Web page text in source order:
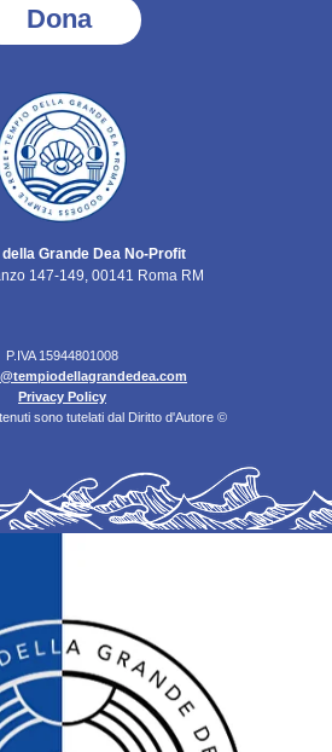
Dona
della Grande Dea No-Profit
147-149, 00141 Roma RM
P.IVA 15944801008
Privacy Policy
sono tutelati dal Diritto d'Autore ©